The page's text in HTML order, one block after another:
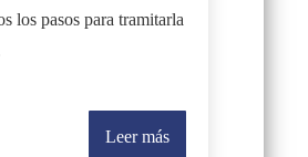
los pasos para tramitarla
Leer más